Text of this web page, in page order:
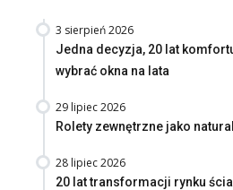
3 sierpień 2026
Jedna decyzja, 20 lat
wybrać okna na lata
29 lipiec 2026
Rolety zewnętrzne jako
28 lipiec 2026
20 lat transformacji rynku